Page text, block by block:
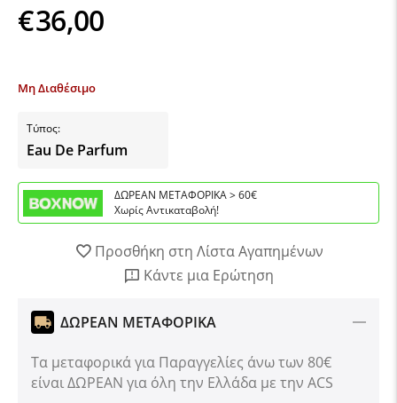
€36,00
Μη Διαθέσιμο
Τύπος:
Eau De Parfum
ΔΩΡΕΑΝ ΜΕΤΑΦΟΡΙΚΑ > 60€
Χωρίς Αντικαταβολή!
Προσθήκη στη Λίστα Αγαπημένων
Κάντε μια Ερώτηση
ΔΩΡΕΑΝ ΜΕΤΑΦΟΡΙΚΑ
Τα μεταφορικά για Παραγγελίες άνω των 80€
είναι ΔΩΡΕΑΝ για όλη την Ελλάδα με την ACS